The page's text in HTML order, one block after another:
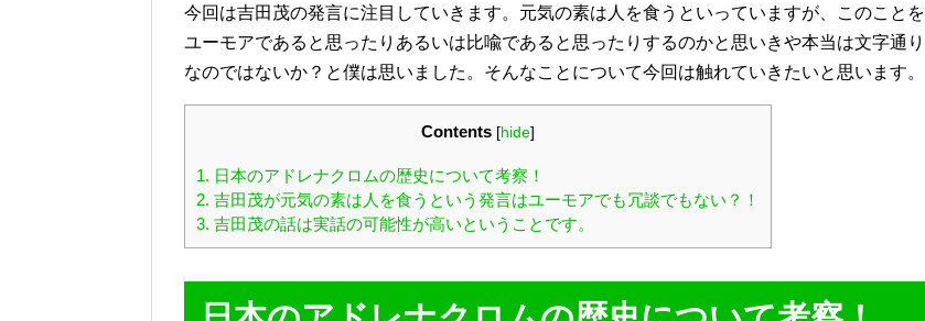
今回は吉田茂の発言に注目していきます。元気の素は人を食うといっていますが、このことを
ユーモアであると思ったりあるいは比喩であると思ったりするのかと思いきや本当は文字通り
なのではないか？と僕は思いました。そんなことについて今回は触れていきたいと思います。
Contents [hide]
1. 日本のアドレナクロムの歴史について考察！
2. 吉田茂が元気の素は人を食うという発言はユーモアでも冗談でもない？！
3. 吉田茂の話は実話の可能性が高いということです。